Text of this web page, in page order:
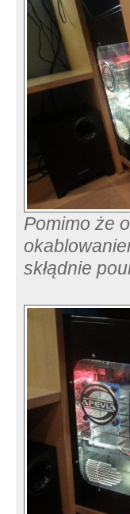
Pomimo że
skłądnie